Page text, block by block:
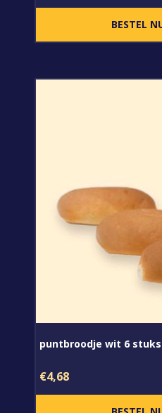
puntbroodje wit 6 stuks
€4,68